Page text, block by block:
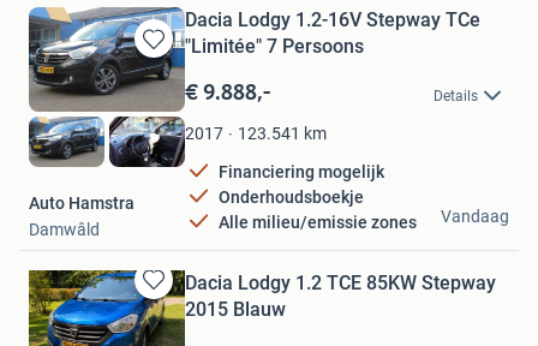
Bewaren
in
Favorieten
Dacia Lodgy 1.2-16V Stepway TCe
"Limitée" 7 Persoons
€ 9.888,- Details
2017 123.541 km
Financiering mogelijk
Onderhoudsboekje
Alle milieu/emissie zones
Auto Hamstra
Damwâld
Vandaag
Bewaren
in
Dacia Lodgy 1.2 TCE 85KW Stepway
2015 Blauw